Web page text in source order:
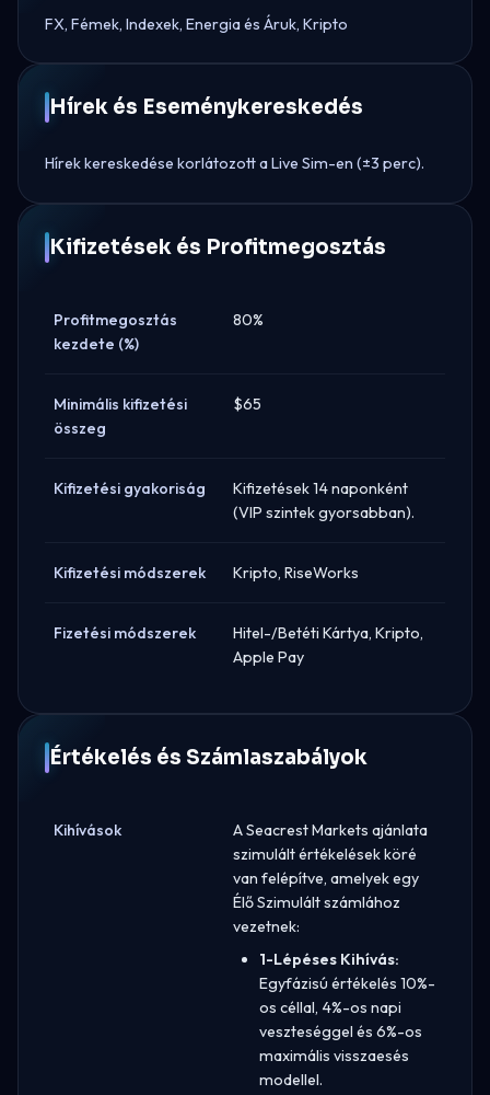
FX, Fémek, Indexek, Energia és Áruk, Kripto
Hírek és Eseménykereskedés
Hírek kereskedése korlátozott a Live Sim-en (±3 perc).
Kifizetések és Profitmegosztás
Profitmegosztás
kezdete (%)
80%
Minimális kifizetési
összeg
$65
Kifizetési gyakoriság
Kifizetések 14 naponként
(VIP szintek gyorsabban).
Kifizetési módszerek Kripto, RiseWorks
Fizetési módszerek
Hitel-/Betéti Kártya, Kripto,
Apple Pay
Értékelés és Számlaszabályok
Kihívások
A Seacrest Markets ajánlata
szimulált értékelések köré
van felépítve, amelyek egy
Élő Szimulált számlához
vezetnek:
1-Lépéses Kihívás:
Egyfázisú értékelés 10%-
os céllal, 4%-os napi
veszteséggel és 6%-os
maximális visszaesés
modellel.